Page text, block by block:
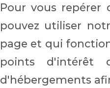
Pour vous repérer
pouvez utiliser
page et qui
points d'intérêt
d'hébergements